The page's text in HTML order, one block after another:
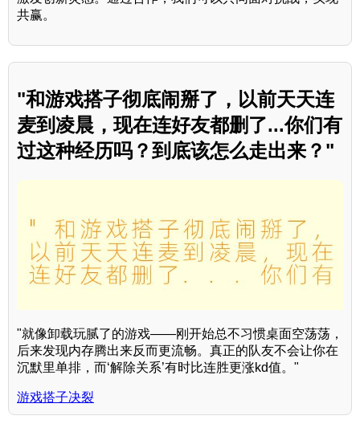
共赢。
"和游戏搭子彻底闹掰了，以前天天连
麦到凌晨，现在连好友都删了...你们有
过这种经历吗？到底该怎么走出来？"
"就像卸载玩腻了的游戏——刚开始总不习惯桌面空荡荡，
后来发现内存腾出来反而更流畅。真正的队友不会让你在
沉默里单排，而‘解除关系’有时比连胜更涨kd值。"
游戏搭子决裂